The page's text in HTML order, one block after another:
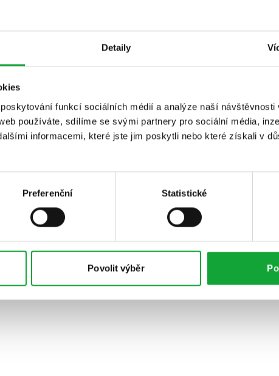
Detaily
funkcí sociálních médií a analýze naší
používáte, sdílíme se svými partnery pro sociální média,
informacemi, které jste jim poskytli nebo které získali v
Preferenční Statistické
Povolit výběr